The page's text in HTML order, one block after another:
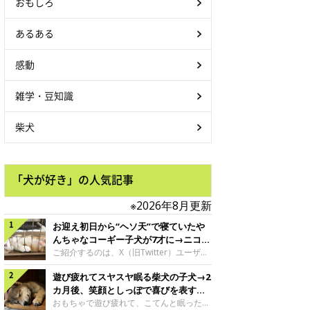
あるある
感動
雑学・豆知識
柴犬
「犬が好き」の人気記事
※2026年8月更新
お迎え初日から“ヘソ天”で寝ていたや
んちゃなコーギー子犬が7才に→ニコニ
コ“コーギースマイル”が魅力のコに成
長！
ご紹介するのは、X（旧Twitter）ユーザー
＠Kus1oKg2vsgdWS2さんの愛犬でウェル
シュ・コーギー・ペンブロークの神楽ちゃ
ん。今年の8月で7才になるという神楽ちゃ
んですが、いったいどんな子犬時代を過ご
遊び疲れてスヤスヤ眠る柴犬の子犬→2
カ月後、笑顔としっぽで喜びを表すコ
に成長！
おもちゃで遊び疲れて、こてんと眠った子